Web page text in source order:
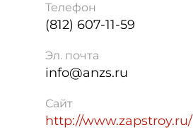
Телефон
(812) 607-11-59
Эл. почта
info@anzs.ru
Сайт
http://www.zapstroy.ru/